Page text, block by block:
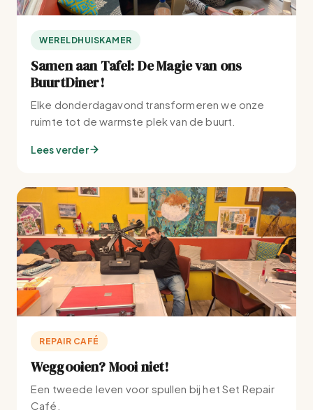
WERELDHUISKAMER
Samen aan Tafel: De Magie van ons
BuurtDiner!
Elke donderdagavond transformeren we onze
ruimte tot de warmste plek van de buurt.
Lees verder
REPAIR CAFÉ
Weggooien? Mooi niet!
Een tweede leven voor spullen bij het Set Repair
Café.